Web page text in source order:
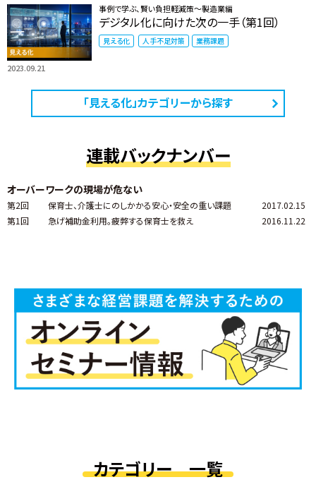
2023.09.21
事例で学ぶ、賢い負担軽減策～製造業編
デジタル化に向けた次の一手（第1回）
見える化 人手不足対策 業務課題
「見える化」カテゴリーから探す
連載バックナンバー
オーバーワークの現場が危ない
第2回 保育士、介護士にのしかかる安心・安全の重い課題
2017.02.15
第1回
急げ補助金利用。疲弊する保育士を救え 2016.11.22
カテゴリー 一覧